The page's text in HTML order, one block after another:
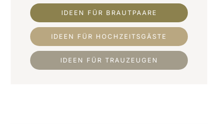
IDEEN FÜR BRAUTPAARE
IDEEN FÜR HOCHZEITSGÄSTE
IDEEN FÜR TRAUZEUGEN